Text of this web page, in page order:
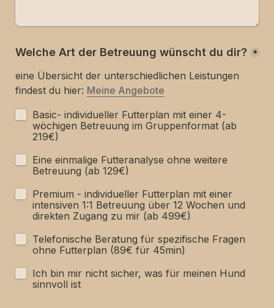
Welche Art der Betreuung wünscht du dir? *
eine Übersicht der unterschiedlichen Leistungen
findest du hier: Meine Angebote
Basic- individueller Futterplan mit einer 4-
wöchigen Betreuung im Gruppenformat (ab
219€)
Eine einmalige Futteranalyse ohne weitere
Betreuung (ab 129€)
Premium - individueller Futterplan mit einer
intensiven 1:1 Betreuung über 12 Wochen und
direkten Zugang zu mir (ab 499€)
Telefonische Beratung für spezifische Fragen
ohne Futterplan (89€ für 45min)
Ich bin mir nicht sicher, was für meinen Hund
sinnvoll ist